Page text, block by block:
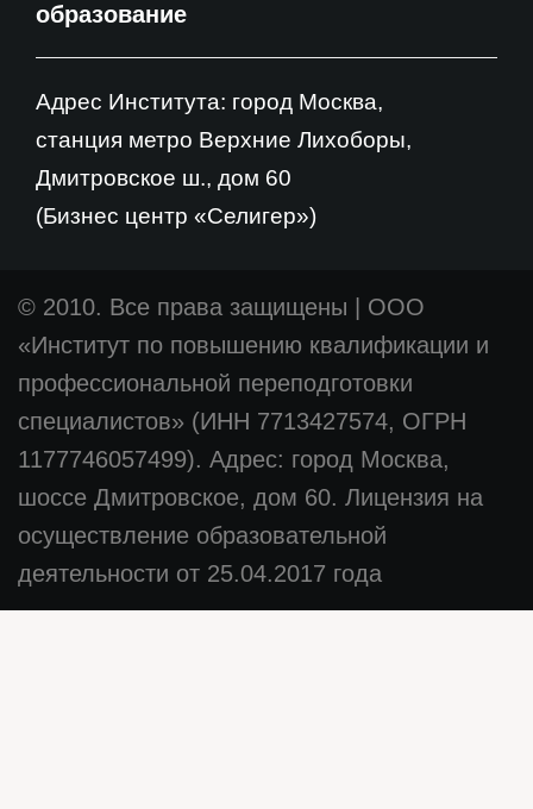
образование
Адрес Института: город Москва,
станция метро Верхние Лихоборы,
Дмитровское ш., дом 60
(Бизнес центр «Селигер»)
© 2010. Все права защищены
ООО
«Институт по повышению квалификации и
профессиональной переподготовки
специалистов» (ИНН 7713427574, ОГРН
1177746057499). Адрес: город Москва,
шоссе Дмитровское, дом 60. Лицензия на
осуществление образовательной
деятельности от 25.04.2017 года